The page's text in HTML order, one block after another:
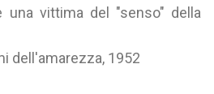
una vittima del "senso" della
dell'amarezza, 1952